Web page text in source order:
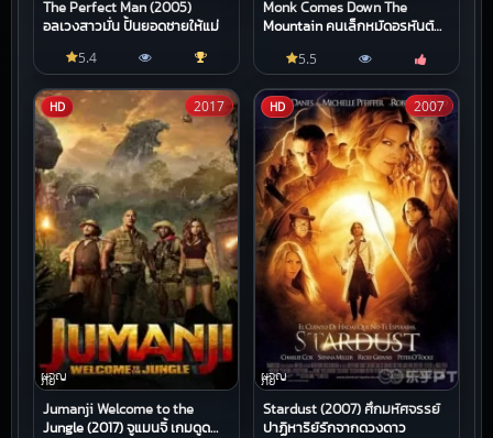
The Perfect Man (2005)
อลเวงสาวมั่น ปั้นยอดชายให้แม่
5.4
Monk Comes Down The
Mountain คนเล็กหมัดอรหันต์
5.5
HD
ผจญ
ภัย
Jumanji Welcome to the
Jungle (2017) จูแมนจี้ เกมดูด
2017 HD
ผจญ
ภัย
Stardust (2007) ศึกมหัศจรรย์
ปาฏิหาริย์รักจากดวงดาว
2007